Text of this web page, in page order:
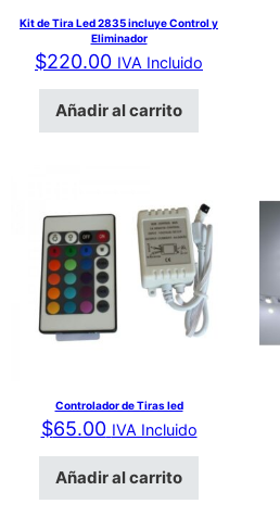
Kit de Tira Led 2835 incluye Control y
Eliminador
$220.00 IVA Incluido
Añadir al carrito
Controlador de Tiras led
$65.00 IVA Incluido
Añadir al carrito